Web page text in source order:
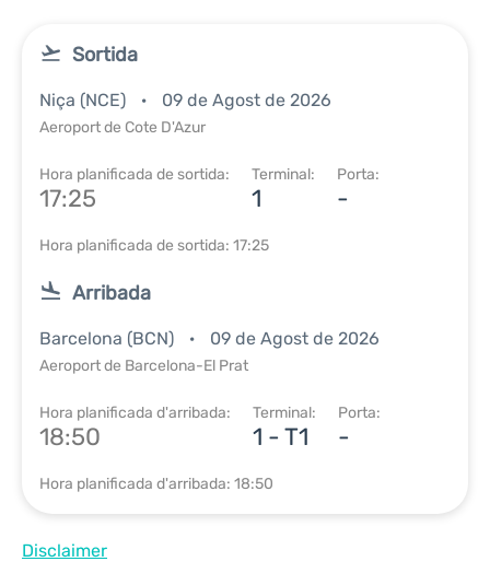
Sortida
Niça (NCE) 09 de Agost de 2026
Aeroport de Cote D'Azur
Hora planificada de sortida:
17:25
Terminal:
1
Porta:
-
Hora planificada de sortida: 17:25
Arribada
Barcelona (BCN) 09 de Agost de 2026
Aeroport de Barcelona-El Prat
Hora planificada d'arribada:
18:50
Terminal:
1 - T1
Porta:
-
Hora planificada d'arribada: 18:50
Disclaimer